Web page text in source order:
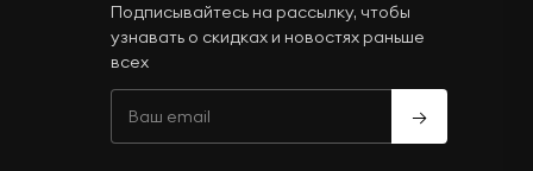
Подписывайтесь на рассылку, чтобы
узнавать о скидках и новостях раньше
всех
→